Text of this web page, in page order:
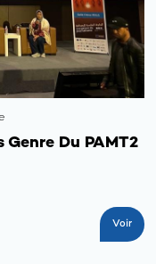
Du PAMT2
Voir